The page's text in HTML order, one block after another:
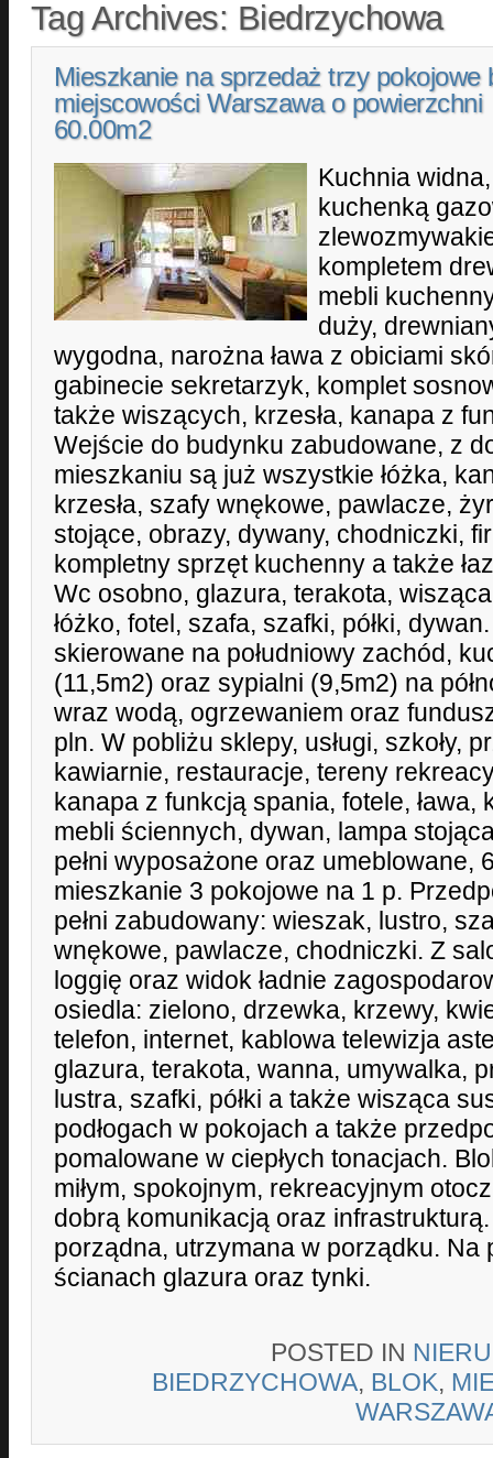
Tag Archives: Biedrzychowa
Mieszkanie na sprzedaż trzy pokojowe
miejscowości Warszawa o powierzchni
60.00m2
Kuchnia
kuchenką
kompletem
mebli
duży,
wygodna, narożna ława z obiciami
gabinecie sekretarzyk, komplet
także wiszących, krzesła, kanapa z
Wejście do budynku zabudowane, z
mieszkaniu są już wszystkie łóżka,
krzesła, szafy wnękowe, pawlacze,
stojące, obrazy, dywany, chodniczki,
kompletny sprzęt kuchenny a także
Wc osobno, glazura, terakota,
łóżko, fotel, szafa, szafki, półki,
skierowane na południowy zachód,
(11,5m2) oraz sypialni (9,5m2) na
wraz wodą, ogrzewaniem oraz
pln. W pobliżu sklepy, usługi, szkoły,
kawiarnie, restauracje, tereny
kanapa z funkcją spania, fotele, ława,
mebli ściennych, dywan, lampa
pełni wyposażone oraz umeblowane,
mieszkanie 3 pokojowe na 1 p.
pełni zabudowany: wieszak, lustro,
wnękowe, pawlacze, chodniczki. Z
loggię oraz widok ładnie
osiedla: zielono, drzewka, krzewy,
telefon, internet, kablowa telewizja
glazura, terakota, wanna, umywalka,
lustra, szafki, półki a także wisząca
podłogach w pokojach a także
pomalowane w ciepłych tonacjach.
miłym, spokojnym, rekreacyjnym
dobrą komunikacją oraz
porządna, utrzymana w porządku. Na
ścianach glazura oraz tynki.
POSTED IN
BIEDRZYCHOWA, BLOK,